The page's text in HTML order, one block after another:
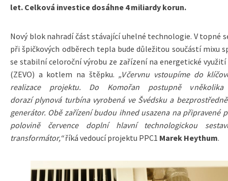
let. Celková investice dosáhne 4 miliardy korun.
Nový blok nahradí část stávající uhelné technologie. V topné
při špičkových odběrech tepla bude důležitou součástí mixu
se stabilní celoroční výrobu ze zařízení na energetické využití
(ZEVO) a kotlem na štěpku. „V červnu vstoupíme do
realizace projektu. Do Komořan postupně v několika
dorazí plynová turbína vyrobená ve Švédsku a
generátor. Obě zařízení budou ihned usazena na připravené
polovině července doplní hlavní technologickou
transformátor,“říká vedoucí projektu PPC1 Marek Heythum.